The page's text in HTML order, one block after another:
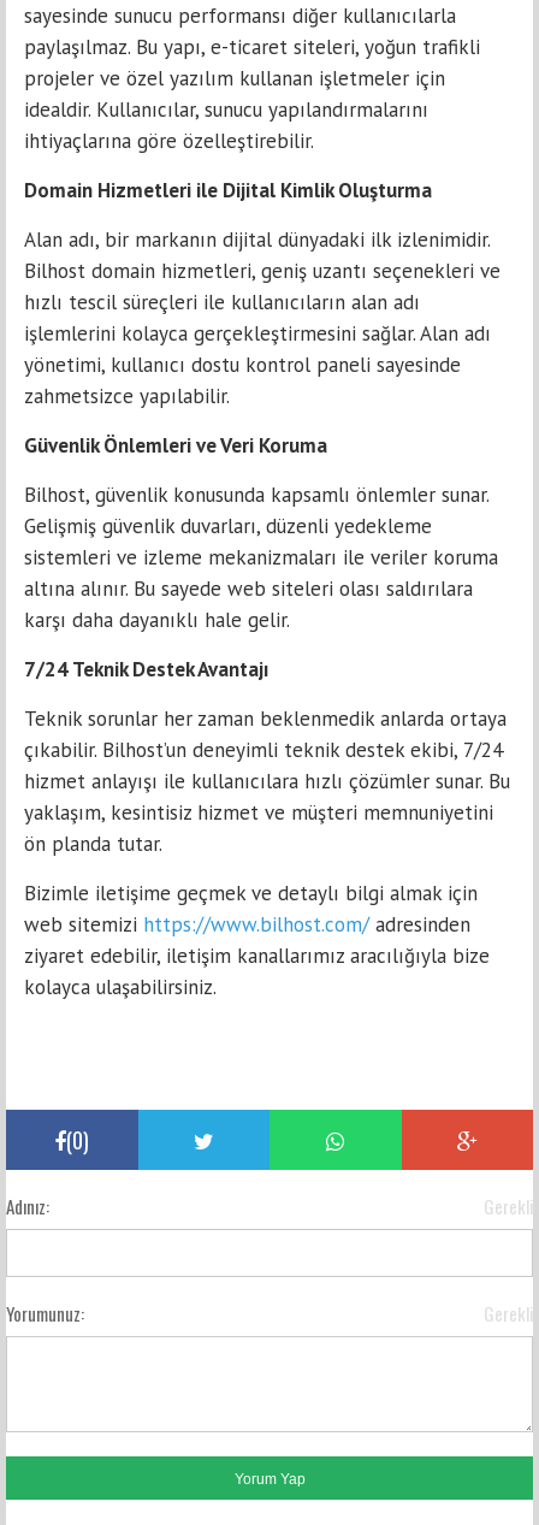
sayesinde sunucu performansı diğer kullanıcılarla
paylaşılmaz. Bu yapı, e-ticaret siteleri, yoğun trafikli
projeler ve özel yazılım kullanan işletmeler için
idealdir. Kullanıcılar, sunucu yapılandırmalarını
ihtiyaçlarına göre özelleştirebilir.
Domain Hizmetleri ile Dijital Kimlik Oluşturma
Alan adı, bir markanın dijital dünyadaki ilk izlenimidir.
Bilhost domain hizmetleri, geniş uzantı seçenekleri ve
hızlı tescil süreçleri ile kullanıcıların alan adı
işlemlerini kolayca gerçekleştirmesini sağlar. Alan adı
yönetimi, kullanıcı dostu kontrol paneli sayesinde
zahmetsizce yapılabilir.
Güvenlik Önlemleri ve Veri Koruma
Bilhost, güvenlik konusunda kapsamlı önlemler sunar.
Gelişmiş güvenlik duvarları, düzenli yedekleme
sistemleri ve izleme mekanizmaları ile veriler koruma
altına alınır. Bu sayede web siteleri olası saldırılara
karşı daha dayanıklı hale gelir.
7/24 Teknik Destek Avantajı
Teknik sorunlar her zaman beklenmedik anlarda ortaya
çıkabilir. Bilhost’un deneyimli teknik destek ekibi, 7/24
hizmet anlayışı ile kullanıcılara hızlı çözümler sunar. Bu
yaklaşım, kesintisiz hizmet ve müşteri memnuniyetini
ön planda tutar.
Bizimle iletişime geçmek ve detaylı bilgi almak için
web sitemizi https://www.bilhost.com/adresinden
ziyaret edebilir, iletişim kanallarımız aracılığıyla bize
kolayca ulaşabilirsiniz.
(0)
Adınız: Gerekli
Yorumunuz: Gerekli